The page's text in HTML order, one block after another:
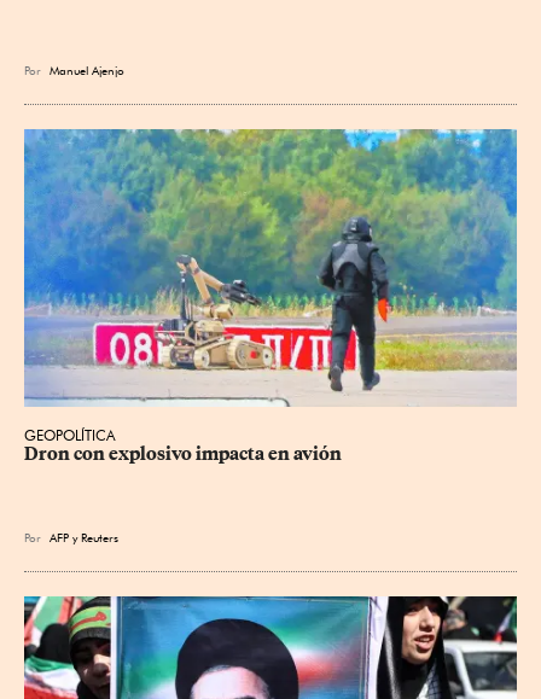
Por Manuel Ajenjo
GEOPOLÍTICA
Dron con explosivo impacta en avión
Por AFP yReuters